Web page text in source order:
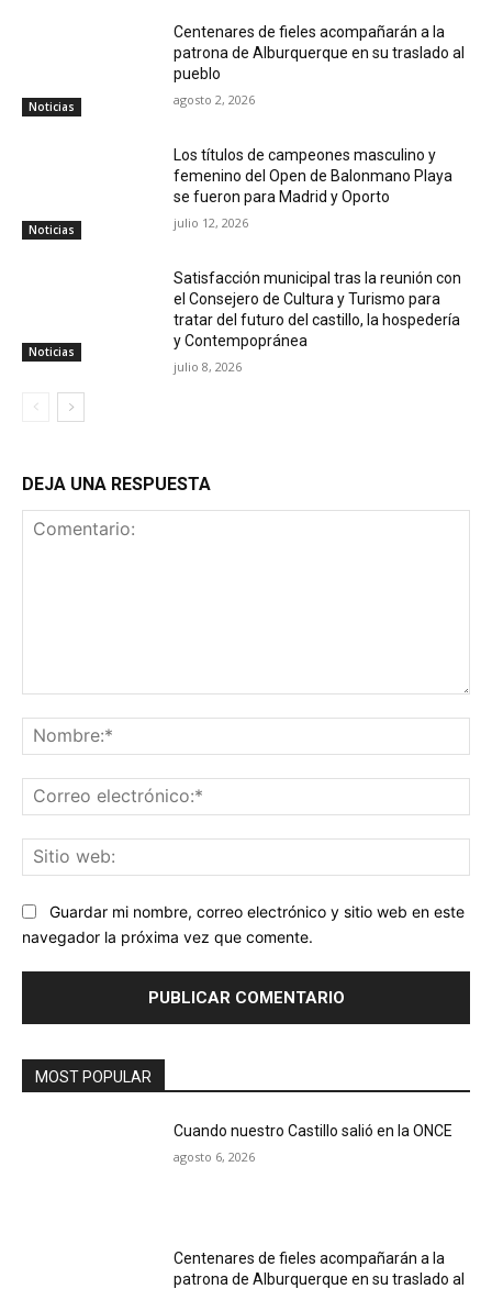
Noticias
Centenares de fieles acompañarán a la
patrona de Alburquerque en su traslado al
pueblo
agosto 2, 2026
Noticias
Los títulos de campeones masculino y
femenino del Open de Balonmano Playa
se fueron para Madrid y Oporto
julio 12, 2026
Noticias
Satisfacción municipal tras la reunión con
el Consejero de Cultura y Turismo para
tratar del futuro del castillo, la hospedería
y Contempopránea
julio 8, 2026
DEJA UNA RESPUESTA
Guardar mi nombre, correo electrónico y sitio web en este
navegador la próxima vez que comente.
MOST POPULAR
Cuando nuestro Castillo salió en la ONCE
agosto 6, 2026
Centenares de fieles acompañarán a la
patrona de Alburquerque en su traslado al